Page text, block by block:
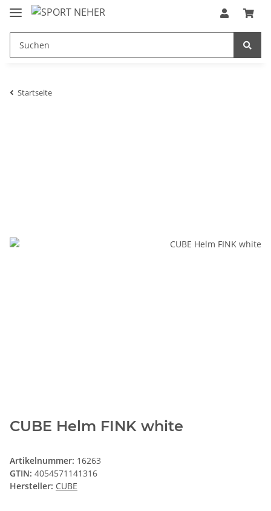
Startseite
CUBE Helm FINK white
Artikelnummer: 16263
GTIN: 4054571141316
Hersteller: CUBE